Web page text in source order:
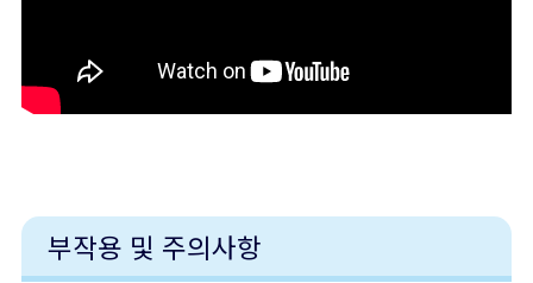
부작용 및 주의사항